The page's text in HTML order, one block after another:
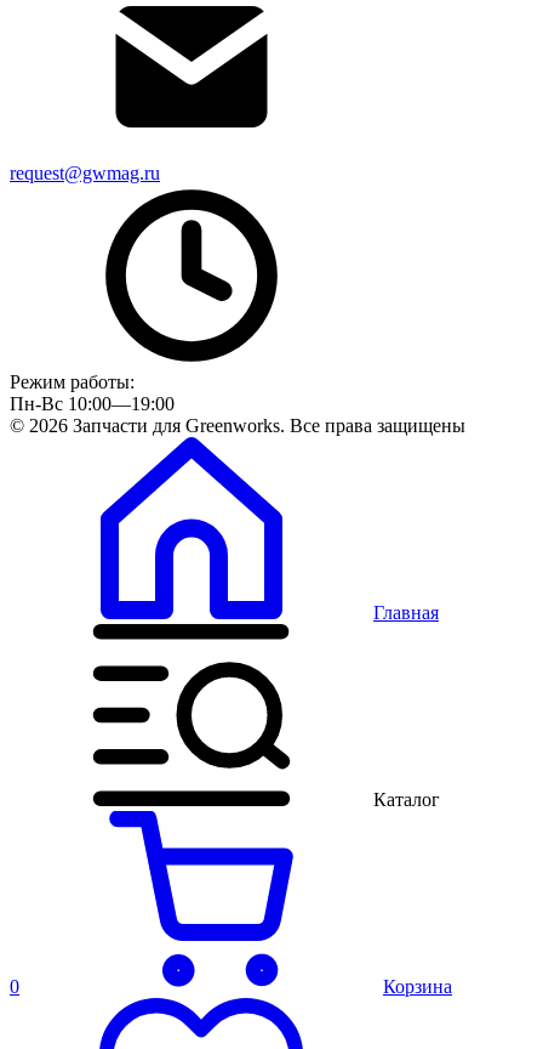
request@gwmag.ru
Режим работы:
Пн-Вс 10:00—19:00
© 2026 Запчасти для Greenworks. Все права защищены
Главная
Каталог
0 Корзина